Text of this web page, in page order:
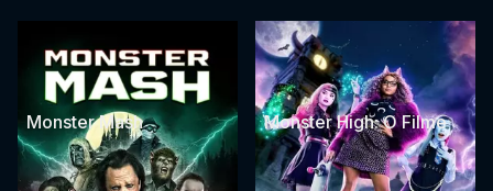
Monster Mash Monster High: O Filme